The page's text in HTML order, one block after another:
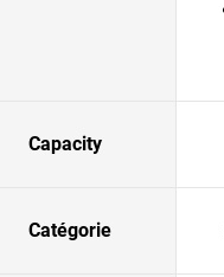
Capacity
Catégorie